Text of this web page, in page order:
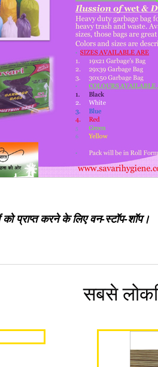
प्राप्त करने के लिए वन-स्टॉप-शॉप।
सबसे